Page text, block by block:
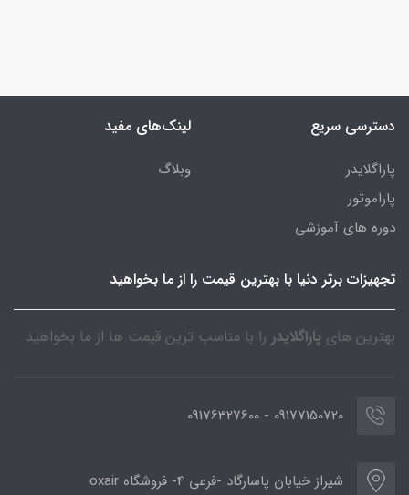
دسترسی سریع
پاراگلایدر
پاراموتور
دوره های آموزشی
لینک‌های مفید
وبلاگ
تجهیزات برتر دنیا با بهترین قیمت را از ما بخواهید
بهترین های پاراگلایدر را با مناسب ترین قیمت ها از ما بخواهید
09177150720 - 09176327600
شیراز خیابان پاسارگاد -فرعی 4- فروشگاه oxair